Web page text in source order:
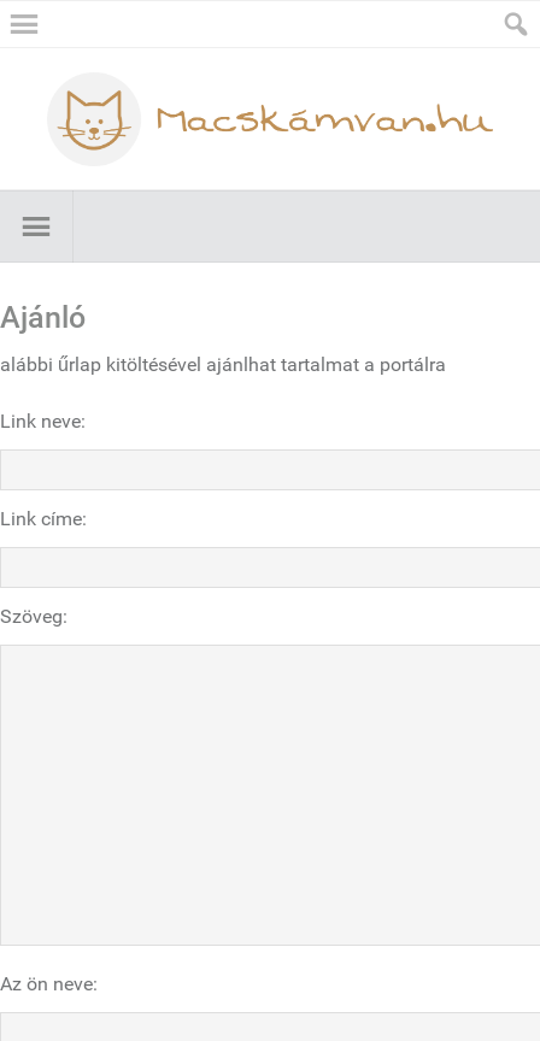
Ajánló
alábbi űrlap kitöltésével ajánlhat tartalmat a portálra
Link neve:
Link címe:
Szöveg:
Az ön neve: